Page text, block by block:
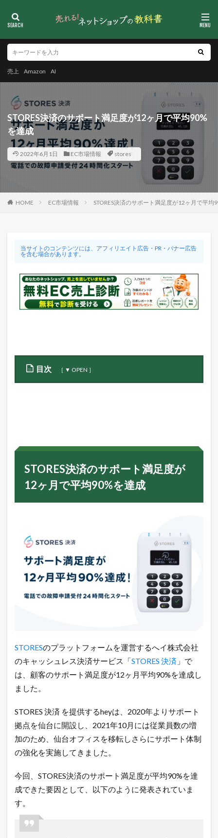
売上 Amazon AI
STORES決済のサポート満足度が12ヶ月で平均90%
を達成
2022年6月1日 EC市場情報 stores
HOME EC市場情報 STORES決済のサポート満足度が12ヶ月で平均
当サイトのコンテンツには、アフィリエイト広告・PR・バナー広告
を含む場合があります。
目次
の
ポ
ト
が
1
2
ヶ
月
で
均
成
1.1
令
最
！
無
料
ネ
ッ
ョ
ッ
プ
店
で
STORES決済のサポート満足度が
12ヶ月で平均90%を達成
STORESのプラットフォームを運営するへイ株式会社
のキャッシュレス決済サービス「STORES 決済 」で
は、顧客のサポート満足度が12ヶ月平均90%を達成し
ました。
STORES 決済 を提供するheyは、2020年よりサポート
拠点を仙台に開設し、2021年10月には従業員数の増
加のため、仙台オフィスを移転しさらにサポート体制
の強化を実施してきました。
今回、STORES決済のサポート満足度が平均90%を達
成できた要因として、以下のように発表されていま
す。